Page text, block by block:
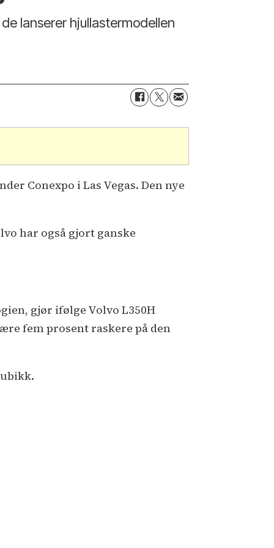
lanserer hjullastermodellen
Conexpo i Las Vegas. Den nye
har også gjort ganske
gjør ifølge Volvo L350H
fem prosent raskere på den